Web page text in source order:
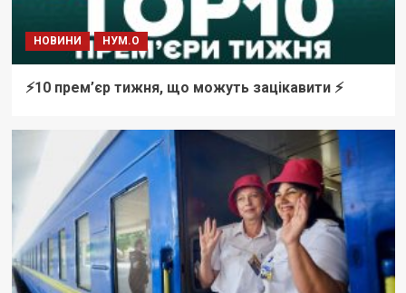
НОВИНИ НУМ.О
⚡️10 прем’єр тижня, що можуть зацікавити ⚡️